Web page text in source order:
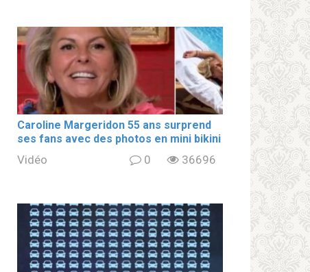
Caroline Margeridon 55 ans surprend
ses fans avec des photos en mini bikini
Vidéo 0 36696